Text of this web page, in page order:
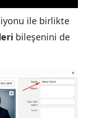
ile birlikte
bileşenini de